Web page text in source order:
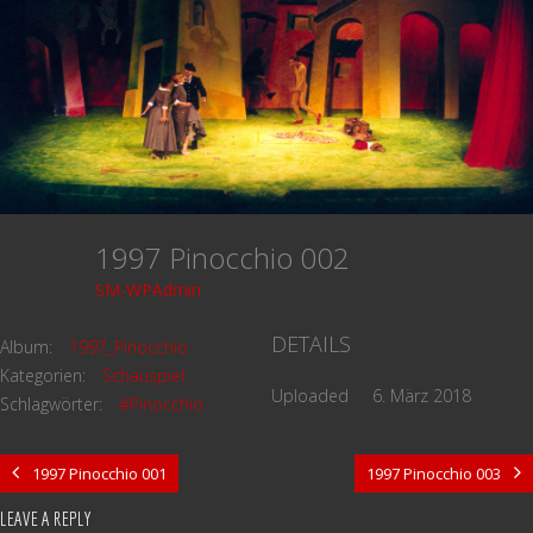
1997 Pinocchio 002
SM-WPAdmin
Album:
1997_Pinocchio
Kategorien:
Schauspiel
Schlagwörter:
#Pinocchio
DETAILS
Uploaded 6. März 2018
1997 Pinocchio 001 1997 Pinocchio 003
LEAVE A REPLY